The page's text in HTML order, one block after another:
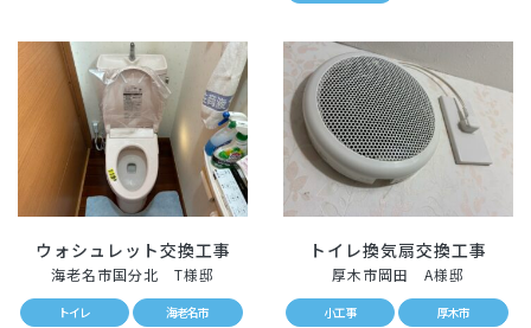
ウォシュレット交換工事
海老名市国分北 T様邸
トイレ 海老名市
トイレ換気扇交換工事
厚木市岡田 A様邸
小工事 厚木市